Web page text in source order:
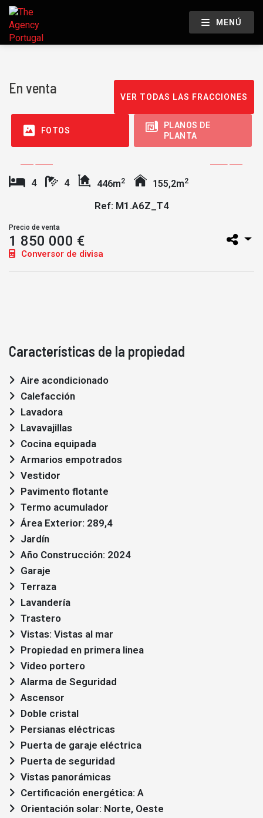
MENÚ
En venta
VER TODAS LAS FRACCIONES
FOTOS
PLANOS DE
PLANTA
4 4 446m2 155,2m2
Ref: M1.A6Z_T4
Precio de venta
1 850 000 €
Conversor de divisa
Características de la propiedad
Aire acondicionado
Calefacción
Lavadora
Lavavajillas
Cocina equipada
Armarios empotrados
Vestidor
Pavimento flotante
Termo acumulador
Área Exterior: 289,4
Jardín
Año Construcción: 2024
Garaje
Terraza
Lavandería
Trastero
Vistas: Vistas al mar
Propiedad en primera linea
Video portero
Alarma de Seguridad
Ascensor
Doble cristal
Persianas eléctricas
Puerta de garaje eléctrica
Puerta de seguridad
Vistas panorámicas
Certificación energética: A
Orientación solar: Norte, Oeste